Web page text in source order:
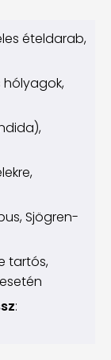
ételdarab,
hólyagok,
Sjögren-
tartós,
: